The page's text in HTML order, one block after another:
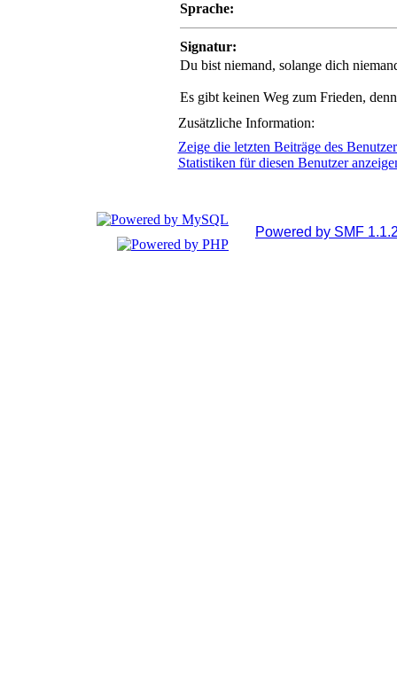
Sprache:
Signatur:
Du bist niemand, solange dich
Es gibt keinen Weg zum Frieden,
Zusätzliche Information:
Zeige die letzten Beiträge des
Statistiken für diesen Benutzer
Powered by SMF